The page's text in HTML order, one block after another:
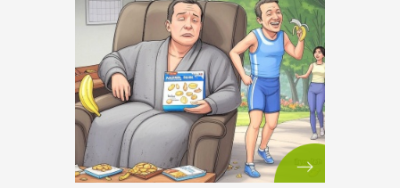
A férfiasság, vagy más néven a szexuális
teljesítmény, sok férfi számára központi
az életben. Nem csupán a testi egészséget,
hanem az önbecsülést is befolyásolja.